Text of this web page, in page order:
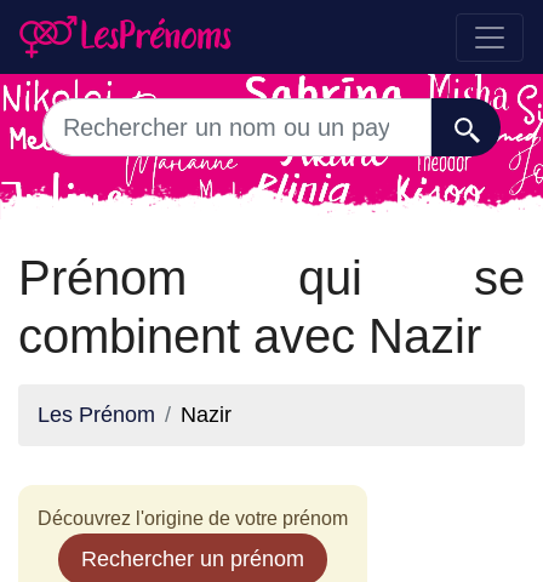
Prénom qui se
combinent avec Nazir
Les Prénom Nazir
Découvrez l'origine de votre prénom
Rechercher un prénom